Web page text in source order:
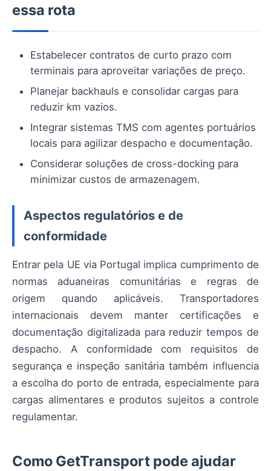
essa rota
Estabelecer contratos de curto prazo com
terminais para aproveitar variações de preço.
Planejar backhauls e consolidar cargas para
reduzir km vazios.
Integrar sistemas TMS com agentes portuários
locais para agilizar despacho e documentação.
Considerar soluções de cross-docking para
minimizar custos de armazenagem.
Aspectos regulatórios e de
conformidade
Entrar pela UE via Portugal implica cumprimento de
normas aduaneiras comunitárias e regras de
origem quando aplicáveis. Transportadores
internacionais devem manter certificações e
documentação digitalizada para reduzir tempos de
despacho. A conformidade com requisitos de
segurança e inspeção sanitária também influencia
a escolha do porto de entrada, especialmente para
cargas alimentares e produtos sujeitos a controle
regulamentar.
Como GetTransport pode ajudar